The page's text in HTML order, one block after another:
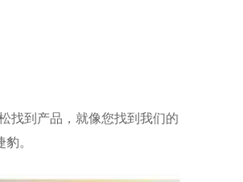
找到产品，就像您找到我们的
。